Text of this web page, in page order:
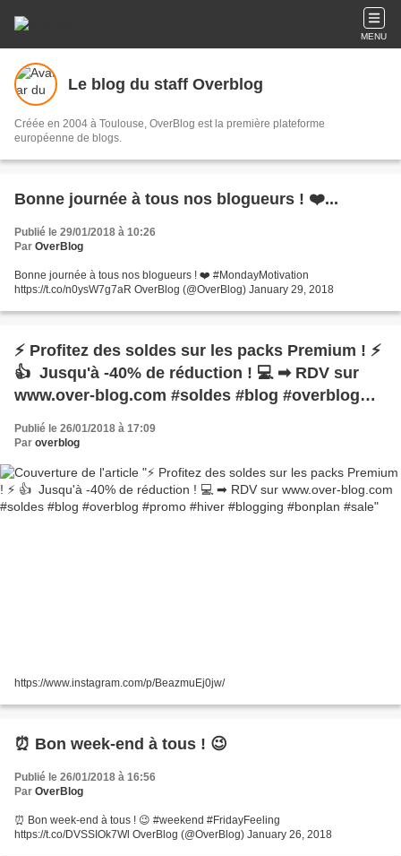
MENU
Le blog du staff Overblog
Créée en 2004 à Toulouse, OverBlog est la première plateforme
européenne de blogs.
Bonne journée à tous nos blogueurs ! ❤️...
Publié le 29/01/2018 à 10:26
Par OverBlog
Bonne journée à tous nos blogueurs ! ❤️ #MondayMotivation
https://t.co/n0ysW7g7aR OverBlog (@OverBlog) January 29, 2018
⚡ Profitez des soldes sur les packs Premium ! ⚡
👍 Jusqu'à -40% de réduction ! 💻 ➡ RDV sur
www.over-blog.com #soldes #blog #overblog
#promo #hiver #blogging #bonplan #sale
Publié le 26/01/2018 à 17:09
Par overblog
https://www.instagram.com/p/BeazmuEj0jw/
⏰ Bon week-end à tous ! 😉
Publié le 26/01/2018 à 16:56
Par OverBlog
⏰ Bon week-end à tous ! 😉 #weekend #FridayFeeling
https://t.co/DVSSIOk7Wl OverBlog (@OverBlog) January 26, 2018